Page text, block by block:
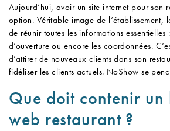
Aujourd’hui, avoir un site internet pour son
option. Véritable image de l’établissement,
de réunir toutes les informations
d’ouverture ou encore les coordonnées.
d’attirer de nouveaux clients dans son
fidéliser les clients actuels. NoShow se
Que doit contenir un
web restaurant ?